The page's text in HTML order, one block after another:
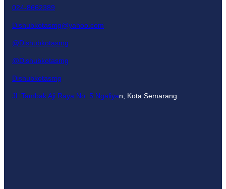
024-8662389
Dishubkotasmg@yahoo.com
@Dishubkotasmg
@Dishubkotasmg
Dishubkotasmg
Jl. Tambak Aji Raya No. 5 Ngaliyan, Kota Semarang